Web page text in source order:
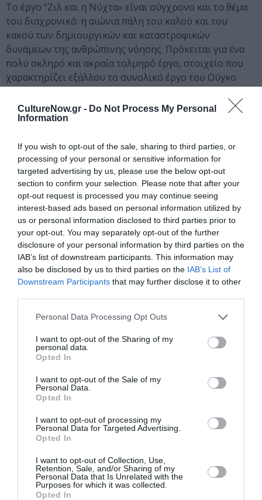
CultureNow.gr - Do Not Process My Personal
Information
If you wish to opt-out of the sale, sharing to third parties, or
processing of your personal or sensitive information for
targeted advertising by us, please use the below opt-out
section to confirm your selection. Please note that after your
opt-out request is processed you may continue seeing
interest-based ads based on personal information utilized by
us or personal information disclosed to third parties prior to
your opt-out. You may separately opt-out of the further
disclosure of your personal information by third parties on the
IAB’s list of downstream participants. This information may
also be disclosed by us to third parties on the IAB’s List of
Downstream Participants that may further disclose it to other
Personal Data Processing Opt Outs
I want to opt-out of the Sharing of my
personal data.
Opted In
I want to opt-out of the Sale of my
Personal Data.
Opted In
I want to opt-out of processing my
Personal Data for Targeted Advertising.
Opted In
I want to opt-out of Collection, Use,
Retention, Sale, and/or Sharing of my
Personal Data that Is Unrelated with the
Purposes for which it was collected.
Opted In
Το έργο “Ζιλ και η Νύχτα» είναι σύγχρονο και το θέμα
του διαχρονικό: η αιώνια πάλη του καλού και του
κακού των δημιουργικών και καταστροφικών
δυνάμεων της ανθρώπινης νόησης. Πρόκειται για ένα
πολύ σκληρό και ακραία τολμηρό έργο, στοιχείο που
χαρακτηρίζει εξάλλου το συνολικό έργο του Ούγκο
απροσδόκητες διακυμάνσεις και ακραίες μεταπτώσεις.
Η πολιτική, κοινωνική πλευρά του έργου θα ήταν
βρίσκεται στον πυρήνα του έργου. Ο ολοκληρωτισμός,
η βία, ο πόλεμος και η θυσία της πιο αγνής και παιδικής
αθώας ύπαρξης, στον βωμό του χρήματος αποτελούν
δομικό συστατικό στοιχείο του έργου.
– Νίκος Χατζηπαπάς
Συντελεστές παράστασης «Ζιλ και η
νύχτα»
Συγγραφέας: Ούγκο Κλάους (Hugo Claus)
Σκηνοθεσία – Ερμηνεία: Νίκος Χατζηπαπάς
Γλυπτό:Κωστής Παπαδόπουλος
Εκτέλεση Κοστουμιών:
Βοηθός Σκηνοθέτη:Νέλη Αλκάδη
Φωτογραφίες:
Γραφείο Τύπου – Επικοινωνία:Ράνια
Παπαδοπούλου
Διάρκεια:150 λεπτά(με διάλειμμα)
Κατάλληλοάνω των 18